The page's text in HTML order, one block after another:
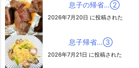
息子の帰省…②
2026年7月20日 に投稿された
息子帰省…③
2026年7月21日 に投稿された